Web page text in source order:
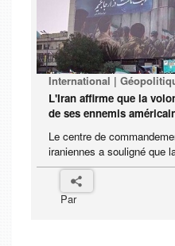
International |
L'Iran affirme que la
de ses ennemis
Le centre de
iraniennes a souligné que
Par